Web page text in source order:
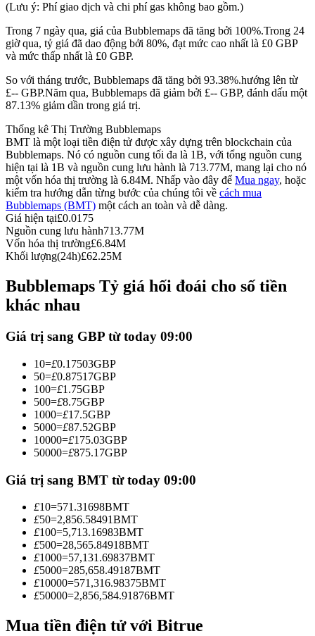
USDC Futures vĩnh cửu
Futures sử dụng USDC làm tài sản thế chấp
Sao chép Giao dịch
Trở thành Nhà giao dịch Sao chép
Tận hưởng chia sẻ lợi nhuận và hoa hồng giao dịch sao chép
Thông tin
(Lưu ý: Phí giao dịch và chi phí gas không bao gồm.)
Trong 7 ngày qua, giá của Bubblemaps đã tăng bởi 100%.Trong 24
giờ qua, tỷ giá đã dao động bởi 80%, đạt mức cao nhất là £0 GBP
và mức thấp nhất là £0 GBP.
So với tháng trước, Bubblemaps đã tăng bởi 93.38%.hướng lên từ
£-- GBP.Năm qua, Bubblemaps đã giảm bởi £-- GBP, đánh dấu một
87.13% giảm dần trong giá trị.
Thống kê Thị Trường Bubblemaps
BMT là một loại tiền điện tử được xây dựng trên blockchain của
Bubblemaps. Nó có nguồn cung tối đa là 1B, với tổng nguồn cung
hiện tại là 1B và nguồn cung lưu hành là 713.77M, mang lại cho nó
một vốn hóa thị trường là 6.84M. Nhấp vào đây để Mua ngay, hoặc
kiểm tra hướng dẫn từng bước của chúng tôi về cách mua
Bubblemaps (BMT) một cách an toàn và dễ dàng.
Giá hiện tại£0.0175
Nguồn cung lưu hành713.77M
Vốn hóa thị trường£6.84M
Khối lượng(24h)£62.25M
Bubblemaps Tỷ giá hối đoái cho số tiền
khác nhau
Giá trị sang GBP từ today 09:00
10=£0.17503GBP
50=£0.87517GBP
100=£1.75GBP
500=£8.75GBP
1000=£17.5GBP
5000=£87.52GBP
10000=£175.03GBP
50000=£875.17GBP
Giá trị sang BMT từ today 09:00
£10=571.31698BMT
£50=2,856.58491BMT
£100=5,713.16983BMT
£500=28,565.84918BMT
£1000=57,131.69837BMT
£5000=285,658.49187BMT
£10000=571,316.98375BMT
£50000=2,856,584.91876BMT
Mua tiền điện tử với Bitrue